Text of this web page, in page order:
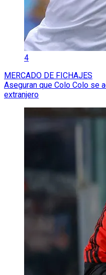
4
MERCADO DE FICHAJES
Aseguran que Colo Colo se
extranjero